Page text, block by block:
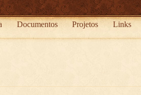
Documentos Projetos Links